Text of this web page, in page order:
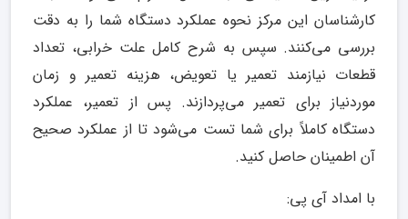
کارشناسان این مرکز نحوه عملکرد دستگاه شما را به دقت
بررسی می‌کنند. سپس به شرح کامل علت خرابی، تعداد
قطعات نیازمند تعمیر یا تعویض، هزینه تعمیر و زمان
موردنیاز برای تعمیر می‌پردازند. پس از تعمیر، عملکرد
دستگاه کاملاً برای شما تست می‌شود تا از عملکرد صحیح
آن اطمینان حاصل کنید.
با امداد آی پی: